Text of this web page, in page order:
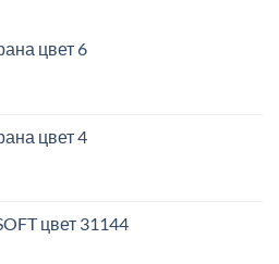
цвет 6
цвет 4
цвет 31144